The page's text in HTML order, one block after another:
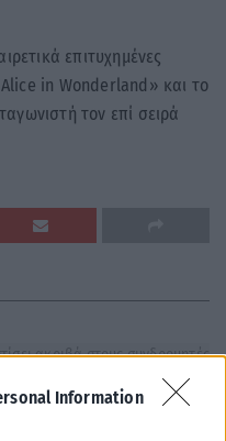
Information
επιτυχημένες
in Wonderland» και το
τον επί σειρά